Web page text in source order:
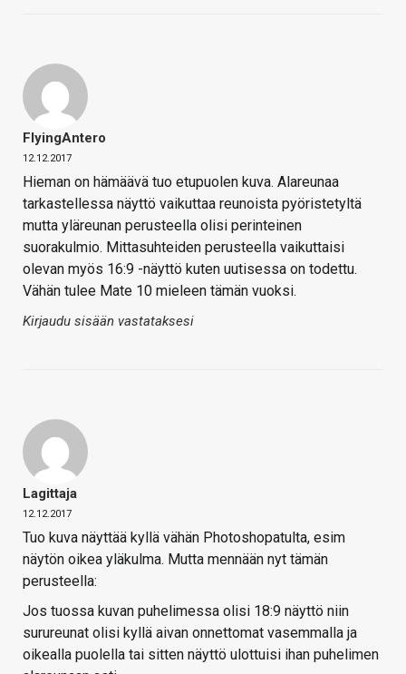
FlyingAntero
12.12.2017
Hieman on hämäävä tuo etupuolen kuva. Alareunaa
tarkastellessa näyttö vaikuttaa reunoista pyöristetyltä
mutta yläreunan perusteella olisi perinteinen
suorakulmio. Mittasuhteiden perusteella vaikuttaisi
olevan myös 16:9 -näyttö kuten uutisessa on todettu.
Vähän tulee Mate 10 mieleen tämän vuoksi.
Kirjaudu sisään vastataksesi
Lagittaja
12.12.2017
Tuo kuva näyttää kyllä vähän Photoshopatulta, esim
näytön oikea yläkulma. Mutta mennään nyt tämän
perusteella:
Jos tuossa kuvan puhelimessa olisi 18:9 näyttö niin
surureunat olisi kyllä aivan onnettomat vasemmalla ja
oikealla puolella tai sitten näyttö ulottuisi ihan puhelimen